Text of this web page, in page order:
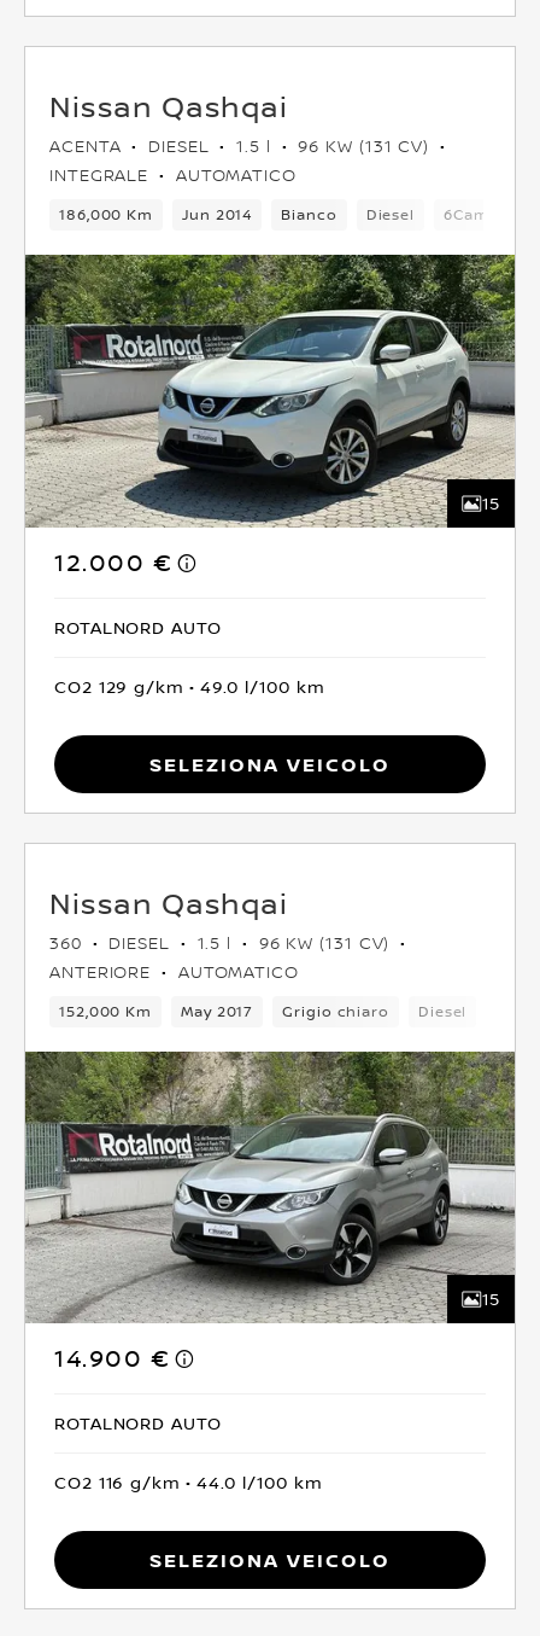
Nissan Qashqai
ACENTA DIESEL 1.5 l
96 KW (131 CV)
INTEGRALE
AUTOMATICO
186,000 Km Jun 2014 Bianco Diesel 6Cambio
15
12.000 €
ROTALNORD AUTO
CO2 129 g/km 49.0 l/100 km
Seleziona Veicolo
Nissan Qashqai
360 DIESEL 1.5 l
96 KW (131 CV)
ANTERIORE
AUTOMATICO
152,000 Km May 2017 Grigio chiaro Diesel
15
14.900 €
ROTALNORD AUTO
CO2 116 g/km 44.0 l/100 km
Seleziona Veicolo